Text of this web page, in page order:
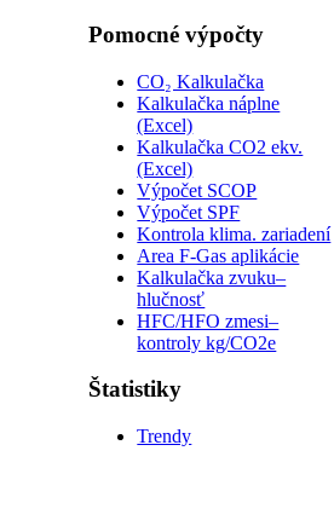
Pomocné výpočty
CO₂ Kalkulačka
Kalkulačka náplne
(Excel)
Kalkulačka CO2 ekv.
(Excel)
Výpočet SCOP
Výpočet SPF
Kontrola klima. zariadení
Area F-Gas aplikácie
Kalkulačka zvuku–
hlučnosť
HFC/HFO zmesi–
kontroly kg/CO2e
Štatistiky
Trendy